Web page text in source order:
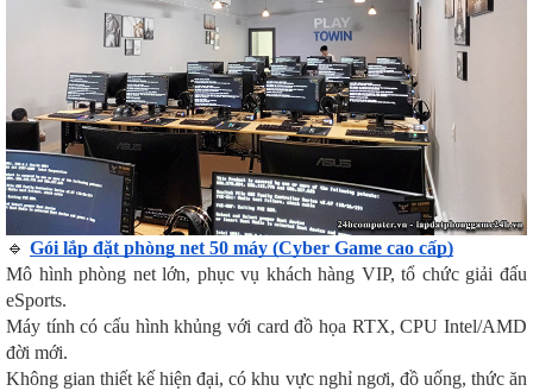
🔹 Gói lắp đặt phòng net 50 máy (Cyber Game cao cấp)
Mô hình phòng net lớn, phục vụ khách hàng VIP, tổ chức giải đấu
eSports.
Máy tính có cấu hình khủng với card đồ họa RTX, CPU Intel/AMD
đời mới.
Không gian thiết kế hiện đại, có khu vực nghỉ ngơi, đồ uống, thức ăn